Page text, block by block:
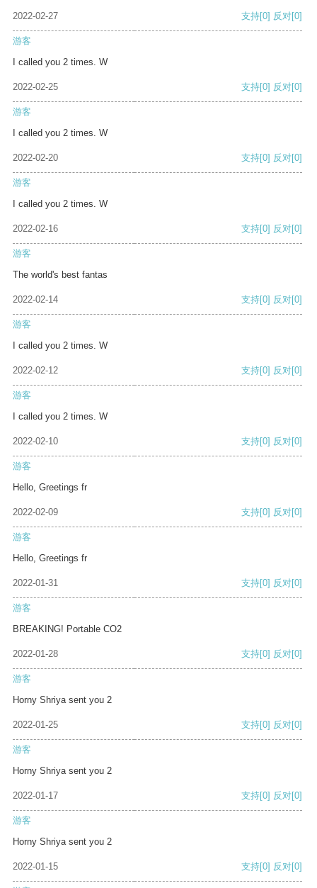
2022-02-27 支持[0] 反对[0]
游客
I called you 2 times. W
2022-02-25 支持[0] 反对[0]
游客
I called you 2 times. W
2022-02-20 支持[0] 反对[0]
游客
I called you 2 times. W
2022-02-16 支持[0] 反对[0]
游客
The world's best fantas
2022-02-14 支持[0] 反对[0]
游客
I called you 2 times. W
2022-02-12 支持[0] 反对[0]
游客
I called you 2 times. W
2022-02-10 支持[0] 反对[0]
游客
Hello, Greetings fr
2022-02-09 支持[0] 反对[0]
游客
Hello, Greetings fr
2022-01-31 支持[0] 反对[0]
游客
BREAKING! Portable CO2
2022-01-28 支持[0] 反对[0]
游客
Horny Shriya sent you 2
2022-01-25 支持[0] 反对[0]
游客
Horny Shriya sent you 2
2022-01-17 支持[0] 反对[0]
游客
Horny Shriya sent you 2
2022-01-15 支持[0] 反对[0]